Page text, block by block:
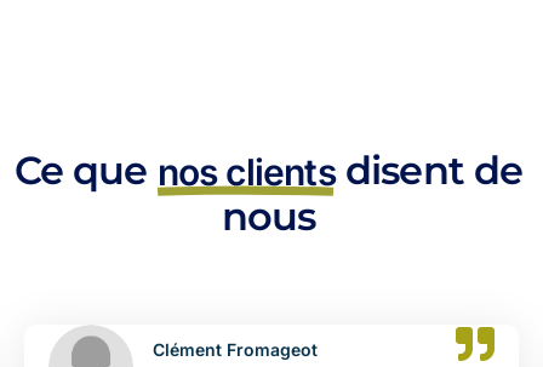
Ce que nos clientsdisent de
nous
Catherine Dupont